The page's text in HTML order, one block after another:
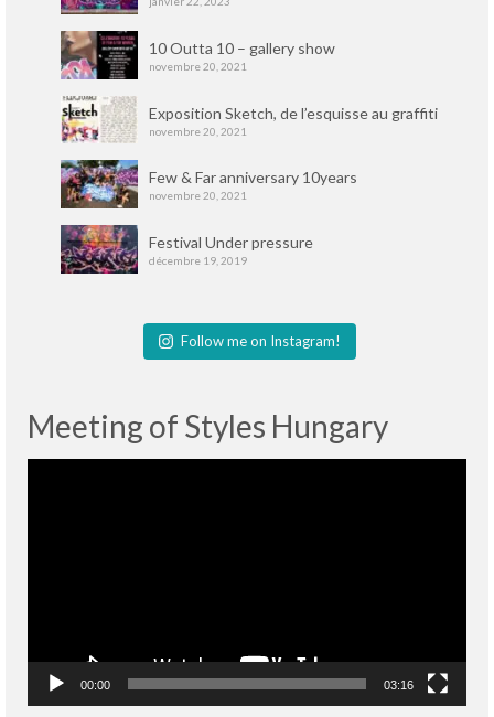
10 Outta 10 – gallery show
novembre 20, 2021
Exposition Sketch, de l’esquisse au graffiti
novembre 20, 2021
Few & Far anniversary 10years
novembre 20, 2021
Festival Under pressure
décembre 19, 2019
Follow me on Instagram!
Meeting of Styles Hungary
00:00 03:16